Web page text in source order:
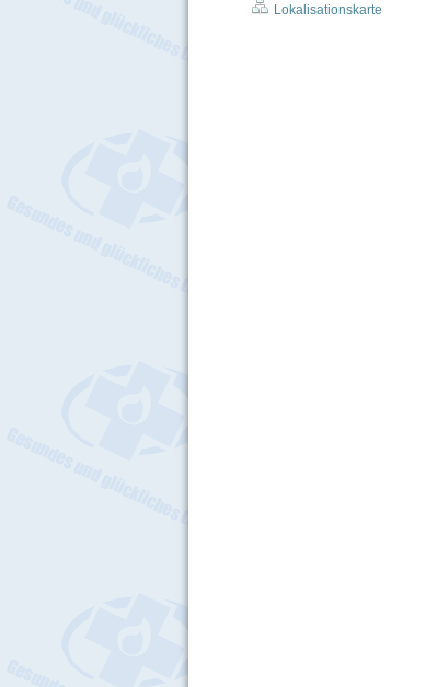
Lokalisationskarte